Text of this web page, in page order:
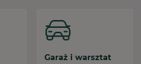
Garaż i warsztat